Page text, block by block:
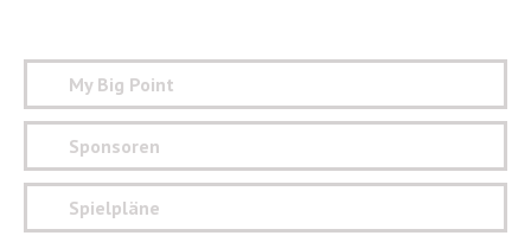
My Big Point
Sponsoren
Spielpläne